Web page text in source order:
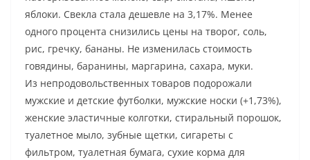
яблоки. Свекла стала дешевле на 3,17%. Менее
одного процента снизились цены на творог, соль,
рис, гречку, бананы. Не изменилась стоимость
говядины, баранины, маргарина, сахара, муки.
Из непродовольственных товаров подорожали
мужские и детские футболки, мужские носки (+1,73%),
женские эластичные колготки, стиральный порошок,
туалетное мыло, зубные щетки, сигареты с
фильтром, туалетная бумага, сухие корма для